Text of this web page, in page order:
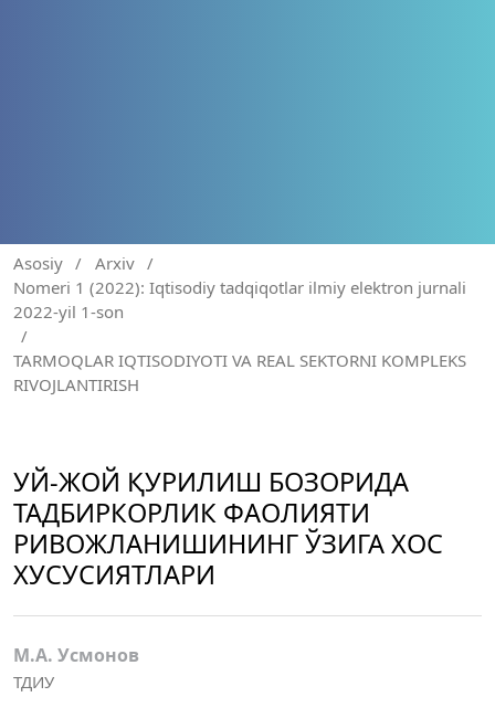
Asosiy / Arxiv /
Nomeri 1 (2022): Iqtisodiy tadqiqotlar ilmiy elektron jurnali
2022-yil 1-son
/
TARMOQLAR IQTISODIYOTI VA REAL SEKTORNI KOMPLEKS
RIVOJLANTIRISH
УЙ-ЖОЙ ҚУРИЛИШ БОЗОРИДА
ТАДБИРКОРЛИК ФАОЛИЯТИ
РИВОЖЛАНИШИНИНГ ЎЗИГА ХОС
ХУСУСИЯТЛАРИ
М.А. Усмонов
ТДИУ